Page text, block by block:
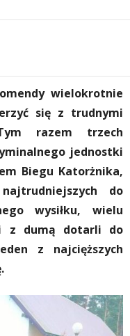
wielokrotnie
się z trudnymi
razem trzech
jednostki
Biegu Katorżnika,
do
wysiłku, wielu
z dumą dotarli do
z najcięższych